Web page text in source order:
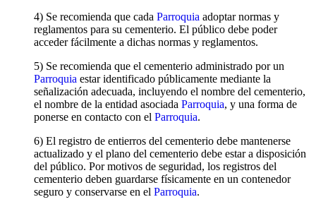
4) Se recomienda que cada Parroquia adoptar normas y
reglamentos para su cementerio. El público debe poder
acceder fácilmente a dichas normas y reglamentos.
5) Se recomienda que el cementerio administrado por un
Parroquia estar identificado públicamente mediante la
señalización adecuada, incluyendo el nombre del cementerio,
el nombre de la entidad asociada Parroquia, y una forma de
ponerse en contacto con el Parroquia.
6) El registro de entierros del cementerio debe mantenerse
actualizado y el plano del cementerio debe estar a disposición
del público. Por motivos de seguridad, los registros del
cementerio deben guardarse físicamente en un contenedor
seguro y conservarse en el Parroquia.